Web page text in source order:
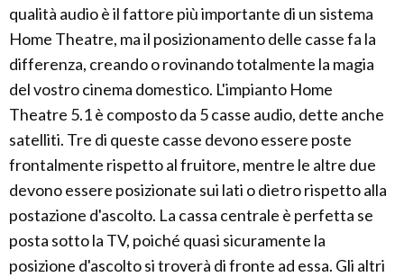
qualità audio è il fattore più importante di un sistema
Home Theatre, ma il posizionamento delle casse fa la
differenza, creando o rovinando totalmente la magia
del vostro cinema domestico. L'impianto Home
Theatre 5.1 è composto da 5 casse audio, dette anche
satelliti. Tre di queste casse devono essere poste
frontalmente rispetto al fruitore, mentre le altre due
devono essere posizionate sui lati o dietro rispetto alla
postazione d'ascolto. La cassa centrale è perfetta se
posta sotto la TV, poiché quasi sicuramente la
posizione d'ascolto si troverà di fronte ad essa. Gli altri